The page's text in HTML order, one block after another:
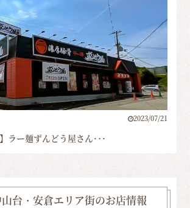
2023/07/21
ラー麺ずんどう屋さん･･･
台・安倉エリア街のお店情報